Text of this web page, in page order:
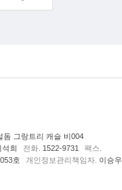
돔 그랑트리 캐슬 비004
석희 전화. 1522-9731
팩스.
호 개인정보관리책임자. 이승우